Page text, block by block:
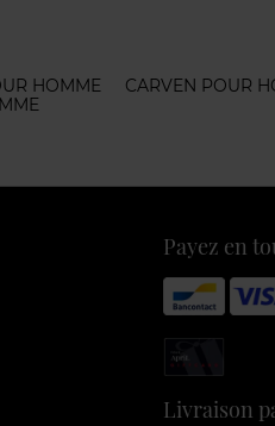
HOMME CARVEN POUR
Payez en
Livraison